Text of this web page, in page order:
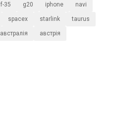
f-35 g20 iphone navi
spacex starlink taurus
австралія австрія